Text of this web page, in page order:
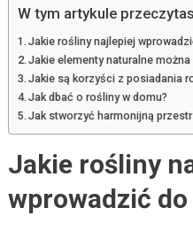
W tym artykule
Jakie rośliny najlepiej
Jakie elementy naturalne
Jakie są korzyści z posiadania
Jak dbać o rośliny w domu?
Jak stworzyć harmonijną
Jakie rośliny
wprowadzić do